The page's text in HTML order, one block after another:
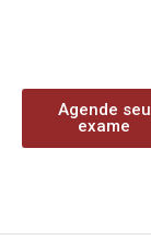
Agende seu
exame